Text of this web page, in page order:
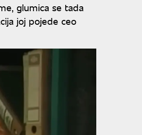
glumica se tada
joj pojede ceo